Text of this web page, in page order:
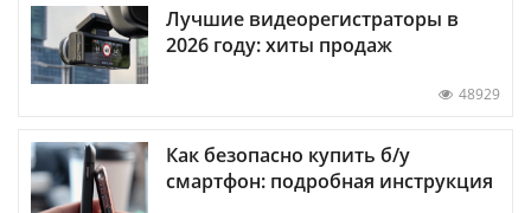
Лучшие видеорегистраторы в
2026 году: хиты продаж
48929
Как безопасно купить б/у
смартфон: подробная инструкция